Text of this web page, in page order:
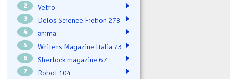
2 Vetro
3 Delos Science Fiction 278
4 ənima
5 Writers Magazine Italia 73
6 Sherlock magazine 67
7 Robot 104